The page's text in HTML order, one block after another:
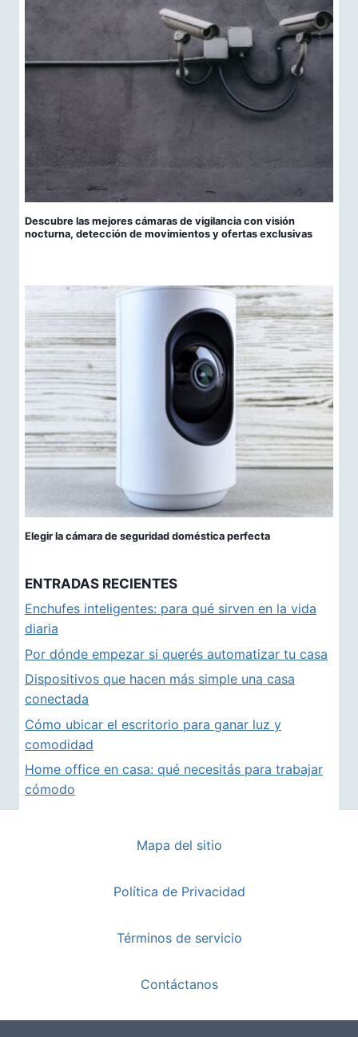
Descubre las mejores cámaras de vigilancia con visión
nocturna, detección de movimientos y ofertas exclusivas
Elegir la cámara de seguridad doméstica perfecta
ENTRADAS RECIENTES
Enchufes inteligentes: para qué sirven en la vida
diaria
Por dónde empezar si querés automatizar tu casa
Dispositivos que hacen más simple una casa
conectada
Cómo ubicar el escritorio para ganar luz y
comodidad
Home office en casa: qué necesitás para trabajar
cómodo
Mapa del sitio
Política de Privacidad
Términos de servicio
Contáctanos